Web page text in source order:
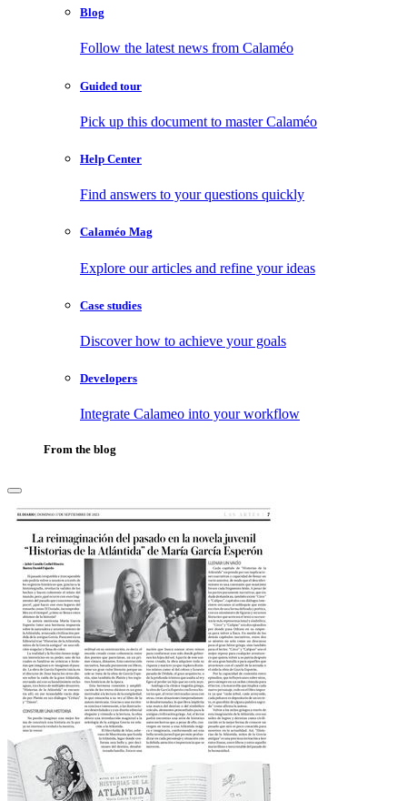
Blog
Follow the latest news from Calaméo
Guided tour
Pick up this document to master Calaméo
Help Center
Find answers to your questions quickly
Calaméo Mag
Explore our articles and refine your ideas
Case studies
Discover how to achieve your goals
Developers
Integrate Calameo into your workflow
From the blog